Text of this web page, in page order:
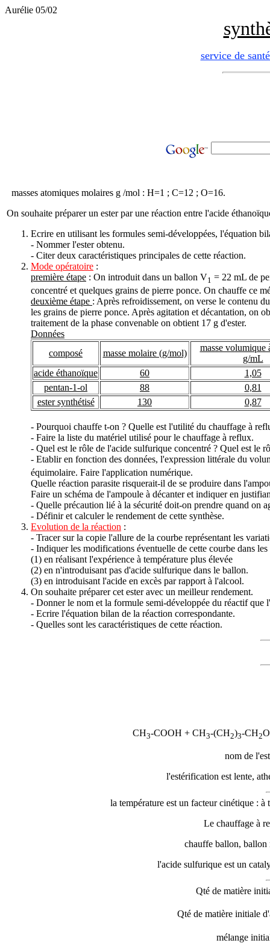
Aurélie 05/02
service de
masses atomiques molaires g /mol : H=1 ; C=12 ; O=16.
On souhaite préparer un ester par une réaction entre l'acide
Ecrire en utilisant les formules semi-développées, l'équation
- Nommer l'ester obtenu.
- Citer deux caractéristiques principales de cette réaction.
Mode opératoire :
première étape : On introduit dans un ballon V1 = 22 mL de
concentré et quelques grains de pierre ponce. On chauffe ce
deuxième étape : Après refroidissement, on verse le contenu
les grains de pierre ponce. Après agitation et décantation, on
traitement de la phase convenable on obtient 17 g d'ester.
Données
composé
masse molaire (g/mol)
masse volumique
g/mL
acide éthanoïque
60
1,05
pentan-1-ol
88
0,81
ester synthétisé
130 0,87
- Pourquoi chauffe t-on ? Quelle est l'utilité du chauffage à
- Faire la liste du matériel utilisé pour le chauffage à reflux.
- Quel est le rôle de l'acide sulfurique concentré ? Quel est le
- Etablir en fonction des données, l'expression littérale du
équimolaire. Faire l'application numérique.
Quelle réaction parasite risquerait-il de se produire dans
Faire un schéma de l'ampoule à décanter et indiquer en
- Quelle précaution lié à la sécurité doit-on prendre quand on
- Définir et calculer le rendement de cette synthèse.
Evolution de la réaction :
- Tracer sur la copie l'allure de la courbe représentant les
- Indiquer les modifications éventuelle de cette courbe dans les
(1) en réalisant l'expérience à température plus élevée
(2) en n'introduisant pas d'acide sulfurique dans le ballon.
(3) en introduisant l'acide en excès par rapport à l'alcool.
On souhaite préparer cet ester avec un meilleur rendement.
- Donner le nom et la formule semi-développée du réactif que
- Ecrire l'équation bilan de la réaction correspondante.
- Quelles sont les caractéristiques de cette réaction.
CH3-COOH + CH3-(CH2)3-CH2
nom de
l'estérification est lente,
la température est un facteur cinétique :
Le chauffage à
chauffe ballon, ballon
l'acide sulfurique est un
Qté de matière
Qté de matière initiale
mélange